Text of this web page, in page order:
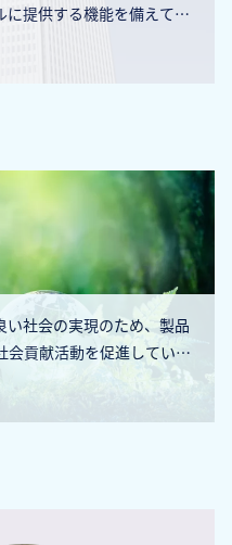
に提供する機能を備えてい
い社会の実現のため、製品
会貢献活動を促進していま